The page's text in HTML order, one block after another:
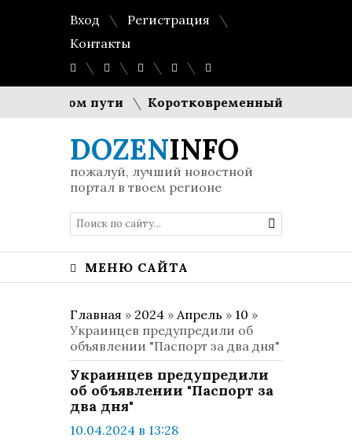
Вход
Регистрация
Контакты
долгом пути Коротковременный спад
DOZENINFO
пожалуй, лучший новостной
портал в твоем регионе
МЕНЮ САЙТА
Главная » 2024 » Апрель » 10 »
Украинцев предупредили об
объявлении "Паспорт за два дня"
Украинцев предупредили
об объявлении "Паспорт за
два дня"
10.04.2024 в 13:28